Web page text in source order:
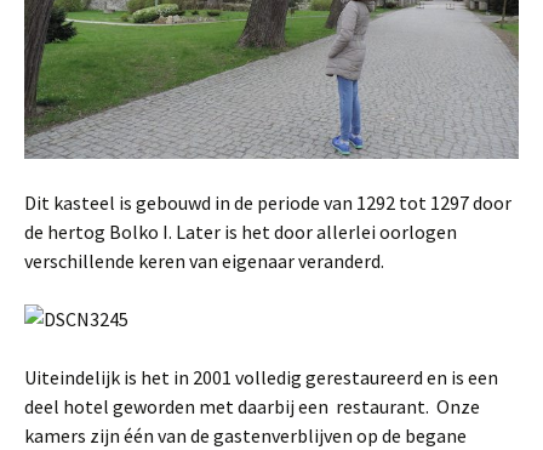
Dit kasteel is gebouwd in de periode van 1292 tot 1297 door
de hertog Bolko I. Later is het door allerlei oorlogen
verschillende keren van eigenaar veranderd.
Uiteindelijk is het in 2001 volledig gerestaureerd en is een
deel hotel geworden met daarbij een restaurant. Onze
kamers zijn één van de gastenverblijven op de begane